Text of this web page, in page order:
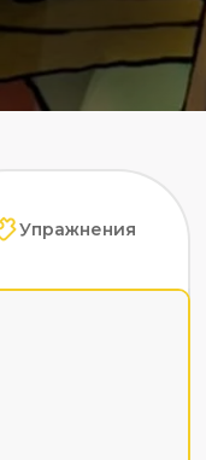
Упражнения